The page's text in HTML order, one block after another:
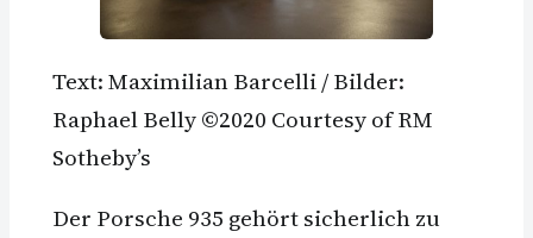
Text: Maximilian Barcelli / Bilder:
Raphael Belly ©2020 Courtesy of RM
Sotheby’s
Der Porsche 935 gehört sicherlich zu